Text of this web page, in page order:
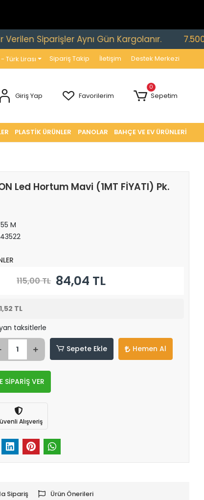
Aynı Gün Kargolanır. 7.500 TL ve
- Türk Lirası Sipariş Takip İletişim Destek Merkezi
Giriş Yap Favorilerim
0
Sepetim
PLASTİK ÜRÜNLER PANOLAR BAHÇE VE EV ÜRÜNLERİ
Led Hortum Mavi (1MT FİYATI) Pk.
M
115,00 TL 84,04 TL
TL
taksitlerle
Sepete Ekle Hemen Al
SİPARİŞ VER
Alışveriş
Sipariş Ürün Önerileri